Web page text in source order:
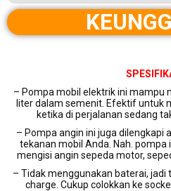
– Pompa mobil elektrik ini mampu
liter dalam semenit. Efektif untuk
ketika di perjalanan sedang
– Pompa angin ini juga
tekanan mobil Anda. Nah. pompa
mengisi angin sepeda motor,
– Tidak menggunakan baterai,
charge. Cukup colokkan ke